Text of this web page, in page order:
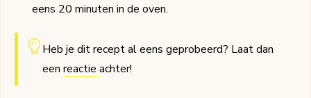
eens 20 minuten in de oven.
Heb je dit recept al eens geprobeerd? Laat dan
een reactie achter!